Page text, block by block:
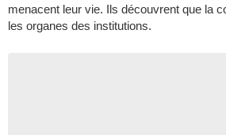
menacent leur vie. Ils découvrent que la
les organes des institutions.